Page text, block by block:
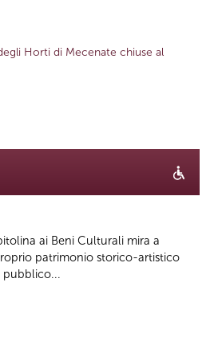
Horti di Mecenate chiuse al
ai Beni Culturali mira a
patrimonio storico-artistico
pubblico...